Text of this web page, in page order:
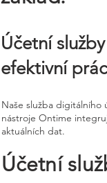
Účetní
efektivní
Naše služba
nástroje Ontime
aktuálních dat.
Účetní